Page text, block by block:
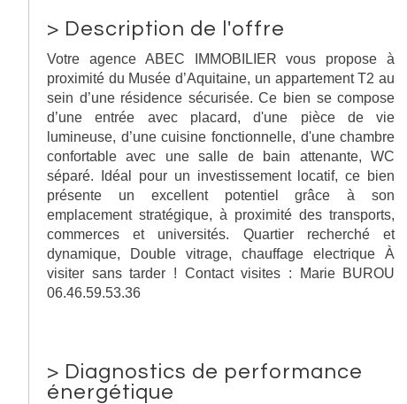
> Description de l'offre
Votre agence ABEC IMMOBILIER vous propose à
proximité du Musée d’Aquitaine, un appartement T2 au
sein d’une résidence sécurisée. Ce bien se compose
d’une entrée avec placard, d'une pièce de vie
lumineuse, d’une cuisine fonctionnelle, d'une chambre
confortable avec une salle de bain attenante, WC
séparé. Idéal pour un investissement locatif, ce bien
présente un excellent potentiel grâce à son
emplacement stratégique, à proximité des transports,
commerces et universités. Quartier recherché et
dynamique, Double vitrage, chauffage electrique À
visiter sans tarder ! Contact visites : Marie BUROU
06.46.59.53.36
> Diagnostics de performance
énergétique